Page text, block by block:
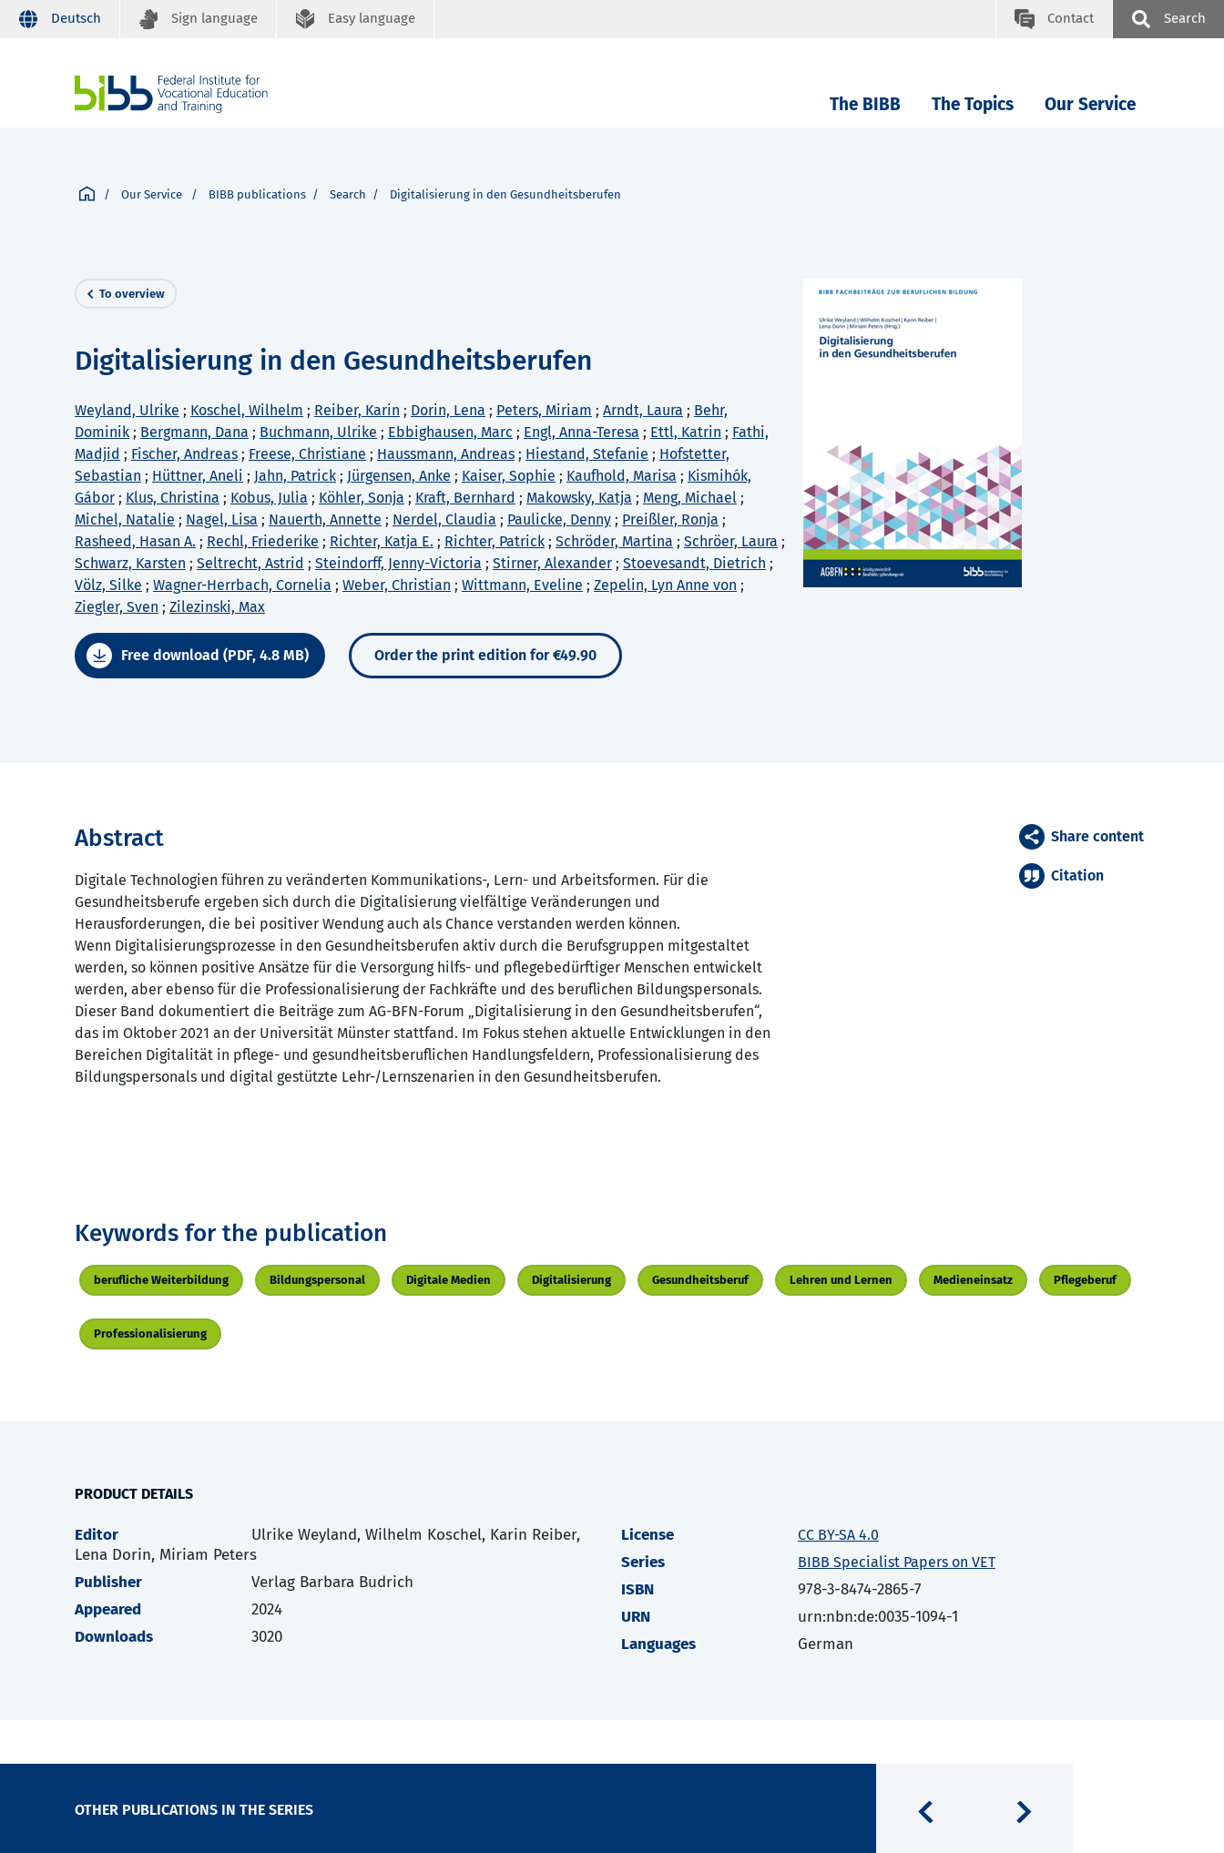
Deutsch Sign language Easy language Contact Search
The BIBB The Topics Our Service
Our Service BIBB publications Search Digitalisierung in den Gesundheitsberufen
To overview
Digitalisierung in den Gesundheitsberufen
Weyland, Ulrike ; Koschel, Wilhelm ; Reiber, Karin ; Dorin, Lena ; Peters, Miriam ; Arndt, Laura ; Behr,
Dominik ; Bergmann, Dana ; Buchmann, Ulrike ; Ebbighausen, Marc ; Engl, Anna-Teresa ; Ettl, Katrin ; Fathi,
Madjid ; Fischer, Andreas ; Freese, Christiane ; Haussmann, Andreas ; Hiestand, Stefanie ; Hofstetter,
Sebastian ; Hüttner, Aneli ; Jahn, Patrick ; Jürgensen, Anke ; Kaiser, Sophie ; Kaufhold, Marisa ; Kismihók,
Gábor ; Klus, Christina ; Kobus, Julia ; Köhler, Sonja ; Kraft, Bernhard ; Makowsky, Katja ; Meng, Michael ;
Michel, Natalie ; Nagel, Lisa ; Nauerth, Annette ; Nerdel, Claudia ; Paulicke, Denny ; Preißler, Ronja ;
Rasheed, Hasan A. ; Rechl, Friederike ; Richter, Katja E. ; Richter, Patrick ; Schröder, Martina ; Schröer, Laura ;
Schwarz, Karsten ; Seltrecht, Astrid ; Steindorff, Jenny-Victoria ; Stirner, Alexander ; Stoevesandt, Dietrich ;
Völz, Silke ; Wagner-Herrbach, Cornelia ; Weber, Christian ; Wittmann, Eveline ; Zepelin, Lyn Anne von ;
Ziegler, Sven ; Zilezinski, Max
Free download (PDF, 4.8 MB) Order the print edition for €49.90
Abstract
Digitale Technologien führen zu veränderten Kommunikations-, Lern- und Arbeitsformen. Für die
Gesundheitsberufe ergeben sich durch die Digitalisierung vielfältige Veränderungen und
Herausforderungen, die bei positiver Wendung auch als Chance verstanden werden können.
Wenn Digitalisierungsprozesse in den Gesundheitsberufen aktiv durch die Berufsgruppen mitgestaltet
werden, so können positive Ansätze für die Versorgung hilfs- und pflegebedürftiger Menschen entwickelt
werden, aber ebenso für die Professionalisierung der Fachkräfte und des beruflichen Bildungspersonals.
Dieser Band dokumentiert die Beiträge zum AG-BFN-Forum „Digitalisierung in den Gesundheitsberufen“,
das im Oktober 2021 an der Universität Münster stattfand. Im Fokus stehen aktuelle Entwicklungen in den
Bereichen Digitalität in pflege- und gesundheitsberuflichen Handlungsfeldern, Professionalisierung des
Bildungspersonals und digital gestützte Lehr-/Lernszenarien in den Gesundheitsberufen.
Share content
Citation
Keywords for the publication
berufliche Weiterbildung Bildungspersonal Digitale Medien Digitalisierung Gesundheitsberuf Lehren und Lernen Medieneinsatz Pflegeberuf
Professionalisierung
PRODUCT DETAILS
Editor
Ulrike Weyland, Wilhelm Koschel, Karin Reiber,
Lena Dorin, Miriam Peters
Publisher
Verlag Barbara Budrich
Appeared
2024
Downloads
3020
License CC BY-SA 4.0
Series BIBB Specialist Papers on VET
ISBN
978-3-8474-2865-7
URN
urn:nbn:de:0035-1094-1
Languages
German
OTHER PUBLICATIONS IN THE SERIES